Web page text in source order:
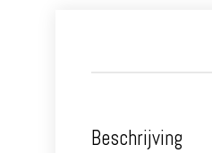
Beschrijving